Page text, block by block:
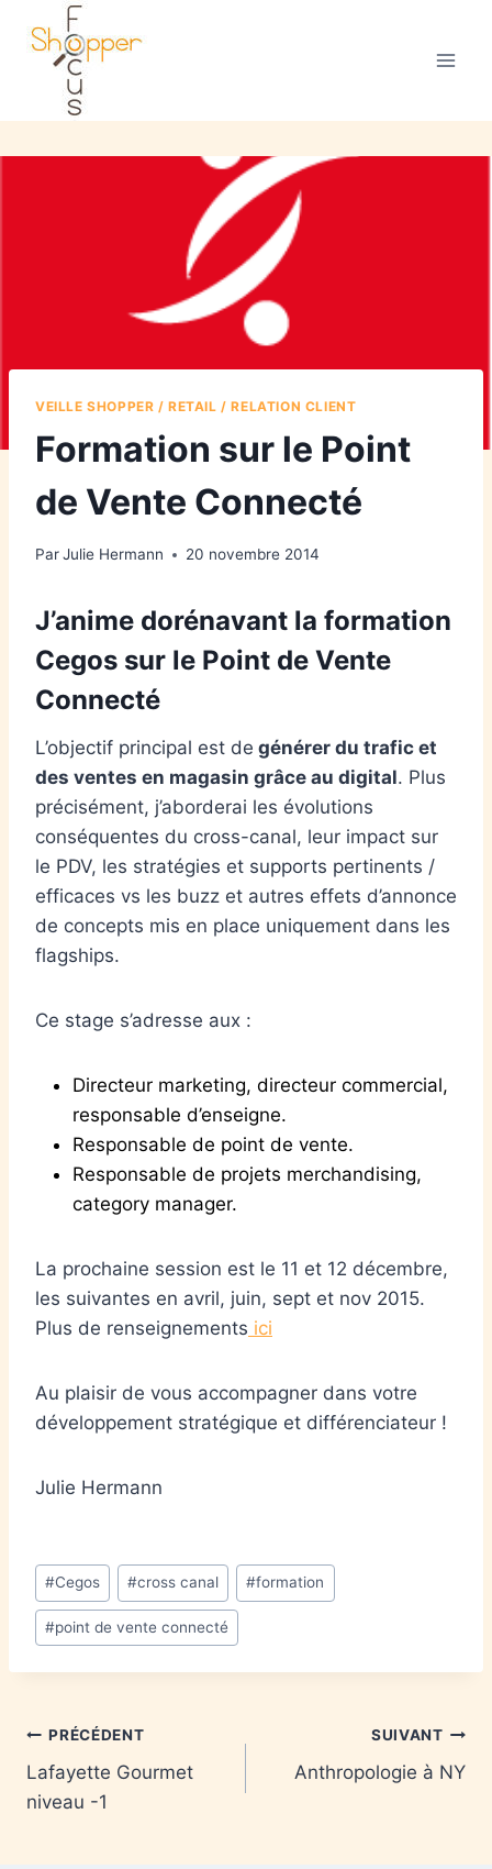
VEILLE SHOPPER / RETAIL / RELATION CLIENT
Formation sur le Point
de Vente Connecté
ParJulie Hermann 20 novembre 2014
J’anime dorénavant la formation
Cegos sur le Point de Vente
Connecté
L’objectif principal est de générer du trafic et
des ventes en magasin grâce au digital. Plus
précisément, j’aborderai les évolutions
conséquentes du cross-canal, leur impact sur
le PDV, les stratégies et supports pertinents /
efficaces vs les buzz et autres effets d’annonce
de concepts mis en place uniquement dans les
flagships.
Ce stage s’adresse aux :
Directeur marketing, directeur commercial,
responsable d’enseigne.
Responsable de point de vente.
Responsable de projets merchandising,
category manager.
La prochaine session est le 11 et 12 décembre,
les suivantes en avril, juin, sept et nov 2015.
Plus de renseignements ici
Au plaisir de vous accompagner dans votre
développement stratégique et différenciateur !
Julie Hermann
#Cegos #cross canal #formation
#point de vente connecté
PRÉCÉDENT
Lafayette Gourmet
niveau -1
SUIVANT
Anthropologie à NY